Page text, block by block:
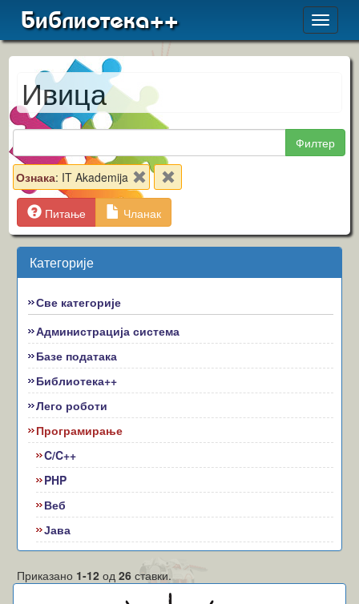
Toggle
Библиотека++
Ивица
Филтер
Ознака: IT Akademija
Питање Чланак
Категорије
Све категорије
Администрација система
Базе података
Библиотека++
Лего роботи
Програмирање
C/C++
PHP
Веб
Јава
Приказано 1-12 од26 ставки.